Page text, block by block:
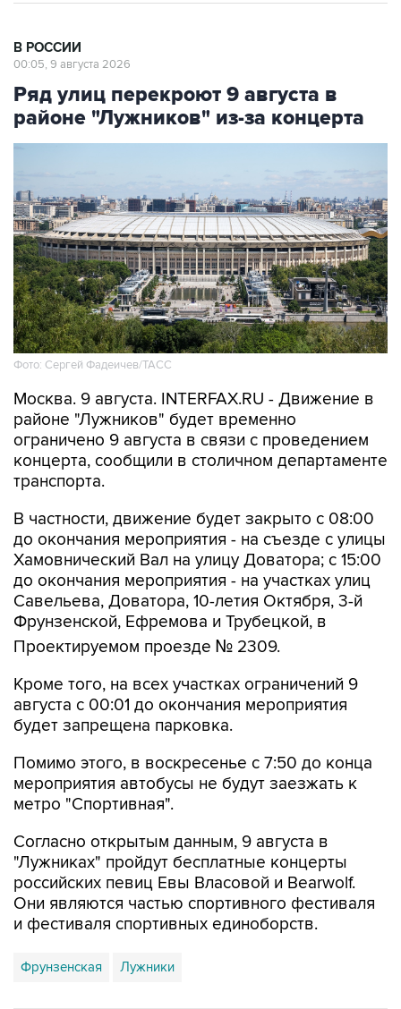
В РОССИИ
00:05, 9 августа 2026
Ряд улиц перекроют 9 августа в
районе "Лужников" из-за концерта
Фото: Сергей Фадеичев/ТАСС
Москва. 9 августа. INTERFAX.RU - Движение в
районе "Лужников" будет временно
ограничено 9 августа в связи с проведением
концерта, сообщили в столичном департаменте
транспорта.
В частности, движение будет закрыто с 08:00
до окончания мероприятия - на съезде с улицы
Хамовнический Вал на улицу Доватора; с 15:00
до окончания мероприятия - на участках улиц
Савельева, Доватора, 10-летия Октября, 3-й
Фрунзенской, Ефремова и Трубецкой, в
Проектируемом проезде № 2309.
Кроме того, на всех участках ограничений 9
августа с 00:01 до окончания мероприятия
будет запрещена парковка.
Помимо этого, в воскресенье с 7:50 до конца
мероприятия автобусы не будут заезжать к
метро "Спортивная".
Согласно открытым данным, 9 августа в
"Лужниках" пройдут бесплатные концерты
российских певиц Евы Власовой и Bearwolf.
Они являются частью спортивного фестиваля
и фестиваля спортивных единоборств.
Фрунзенская Лужники